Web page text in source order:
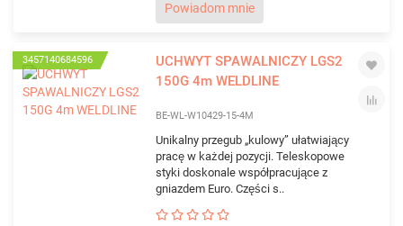
Powiadom mnie
3457140684596
UCHWYT SPAWALNICZY LGS2
150G 4m WELDLINE
BE-WL-W10429-15-4M
Unikalny przegub „kulowy” ułatwiający
pracę w każdej pozycji. Teleskopowe
styki doskonale współpracujące z
gniazdem Euro. Części s..